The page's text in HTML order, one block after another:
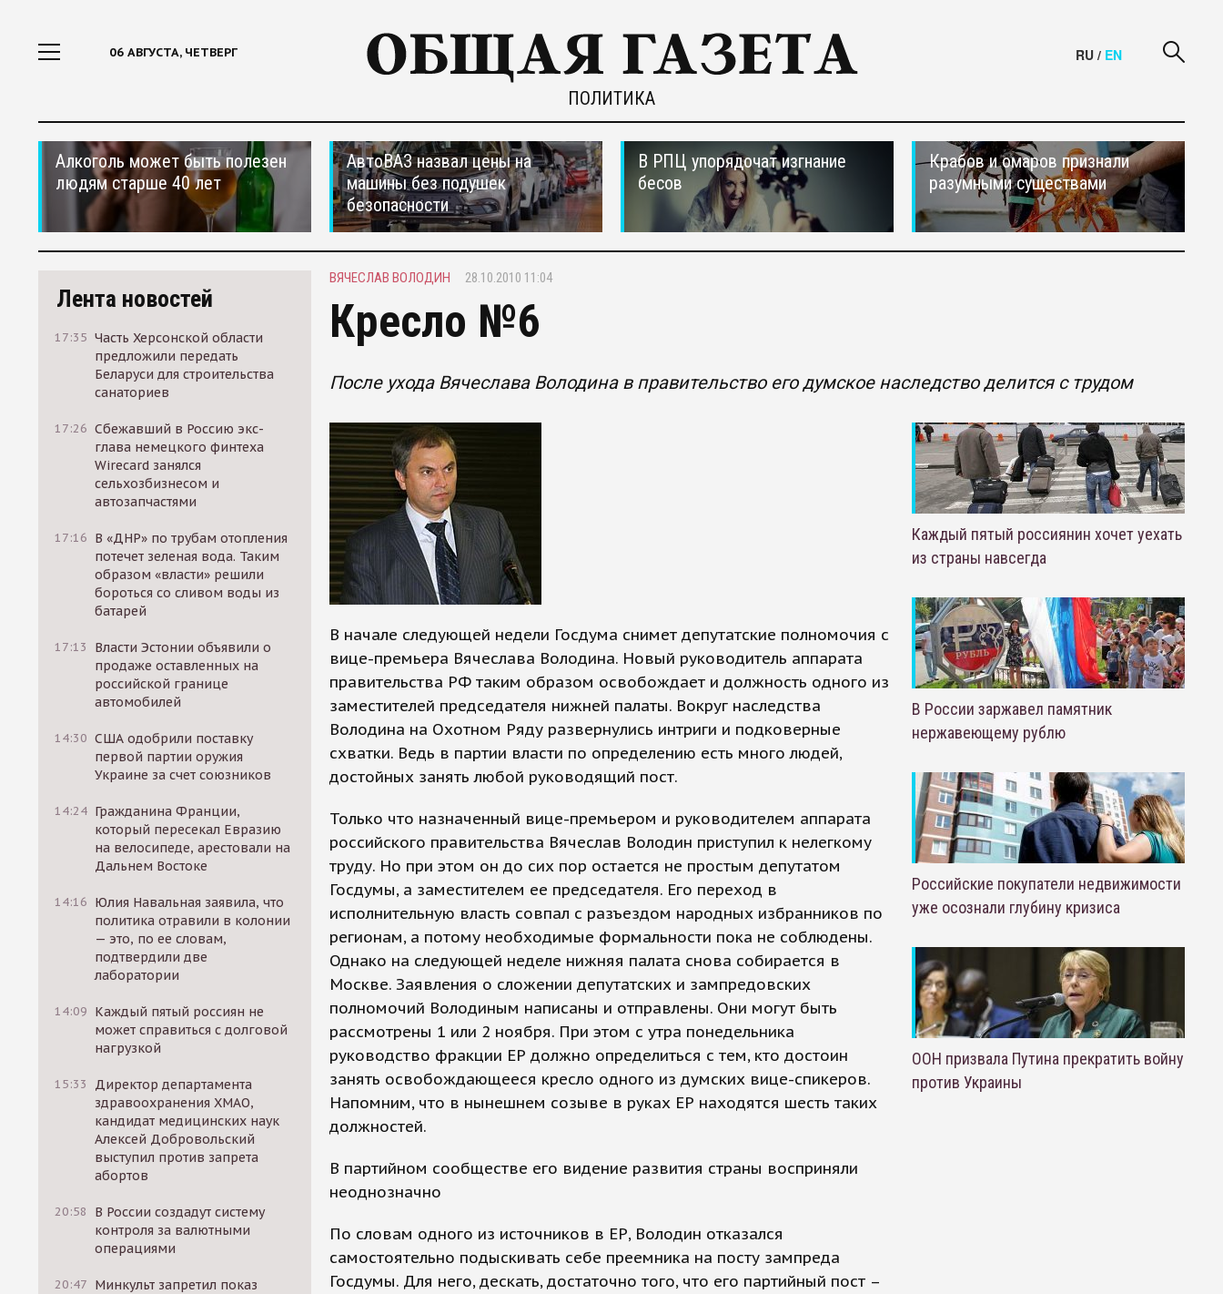
06 АВГУСТА, ЧЕТВЕРГ
ПОЛИТИКА
RU / EN
Алкоголь может быть полезен
людям старше 40 лет
АвтоВАЗ назвал цены на
машины без подушек
безопасности
В РПЦ упорядочат изгнание
бесов
Крабов и омаров признали
разумными существами
Лента новостей
17:35 Часть Херсонской области
предложили передать
Беларуси для строительства
санаториев
17:26 Сбежавший в Россию экс-
глава немецкого финтеха
Wirecard занялся
сельхозбизнесом и
автозапчастями
17:16 В «ДНР» по трубам отопления
потечет зеленая вода. Таким
образом «власти» решили
бороться со сливом воды из
батарей
17:13
Власти Эстонии объявили о
продаже оставленных на
российской границе
автомобилей
14:30 США одобрили поставку
первой партии оружия
Украине за счет союзников
14:24 Гражданина Франции,
который пересекал Евразию
на велосипеде, арестовали на
Дальнем Востоке
14:16 Юлия Навальная заявила, что
политика отравили в колонии
— это, по ее словам,
подтвердили две
лаборатории
14:09 Каждый пятый россиян не
может справиться с долговой
нагрузкой
15:33
Директор департамента
здравоохранения ХМАО,
кандидат медицинских наук
Алексей Добровольский
выступил против запрета
абортов
20:58
В России создадут систему
контроля за валютными
операциями
20:47 Минкульт запретил показ
ВЯЧЕСЛАВ ВОЛОДИН 28.10.2010 11:04
Кресло №6
После ухода Вячеслава Володина в правительство его думское наследство делится с трудом
В начале следующей недели Госдума снимет депутатские полномочия с
вице-премьера Вячеслава Володина. Новый руководитель аппарата
правительства РФ таким образом освобождает и должность одного из
заместителей председателя нижней палаты. Вокруг наследства
Володина на Охотном Ряду развернулись интриги и подковерные
схватки. Ведь в партии власти по определению есть много людей,
достойных занять любой руководящий пост.
Только что назначенный вице-премьером и руководителем аппарата
российского правительства Вячеслав Володин приступил к нелегкому
труду. Но при этом он до сих пор остается не простым депутатом
Госдумы, а заместителем ее председателя. Его переход в
исполнительную власть совпал с разъездом народных избранников по
регионам, а потому необходимые формальности пока не соблюдены.
Однако на следующей неделе нижняя палата снова собирается в
Москве. Заявления о сложении депутатских и зампредовских
полномочий Володиным написаны и отправлены. Они могут быть
рассмотрены 1 или 2 ноября. При этом с утра понедельника
руководство фракции ЕР должно определиться с тем, кто достоин
занять освобождающееся кресло одного из думских вице-спикеров.
Напомним, что в нынешнем созыве в руках ЕР находятся шесть таких
должностей.
В партийном сообществе его видение развития страны восприняли
неоднозначно
По словам одного из источников в ЕР, Володин отказался
самостоятельно подыскивать себе преемника на посту зампреда
Госдумы. Для него, дескать, достаточно того, что его партийный пост –
Каждый пятый россиянин хочет уехать
из страны навсегда
В России заржавел памятник
нержавеющему рублю
Российские покупатели недвижимости
уже осознали глубину кризиса
ООН призвала Путина прекратить войну
против Украины